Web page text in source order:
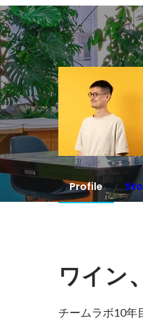
Profile
ワイン
チームラボ10年